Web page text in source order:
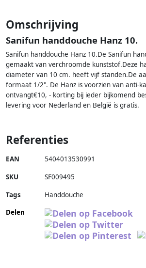
Omschrijving
Sanifun handdouche Hanz 10.
Sanifun handdouche Hanz 10.De Sanifun
gemaakt van verchroomde kunststof.Deze
diameter van 10 cm. heeft vijf standen.De
formaat 1/2". De Hanz is voorzien van anti-
ontvangt€10, - korting bij ieder bijkomend
levering voor Nederland en België is gratis.
Referenties
EAN 5404013530991
SKU SF009495
Tags
Handdouche
Delen